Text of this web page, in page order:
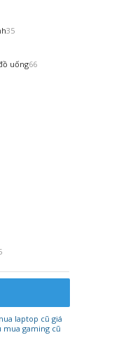
35
uống66
laptop cũ giá
mua gaming cũ